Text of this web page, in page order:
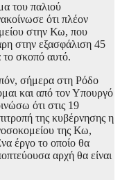
του παλιού
ότι πλέον
στην Κω, που
στην εξασφάλιση 45
σκοπό αυτό.
σήμερα στη Ρόδο
και από τον Υπουργό
ότι στις 19
της κυβέρνησης η
της Κω,
έργο το οποίο θα
αρχή θα είναι